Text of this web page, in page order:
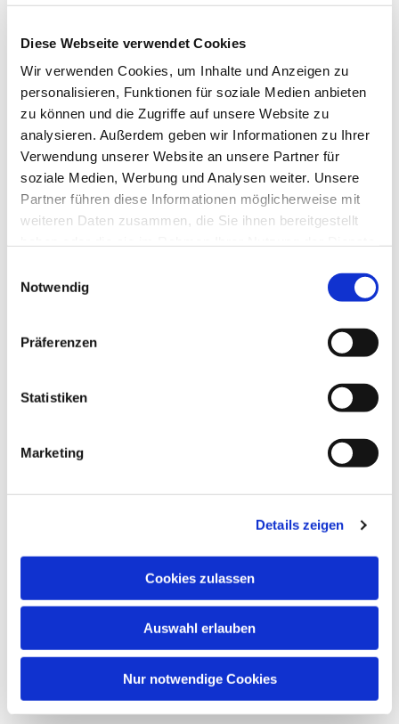
Diese Webseite verwendet Cookies
Wir verwenden Cookies, um Inhalte und Anzeigen zu
personalisieren, Funktionen für soziale Medien anbieten
zu können und die Zugriffe auf unsere Website zu
analysieren. Außerdem geben wir Informationen zu Ihrer
Verwendung unserer Website an unsere Partner für
soziale Medien, Werbung und Analysen weiter. Unsere
Partner führen diese Informationen möglicherweise mit
weiteren Daten zusammen, die Sie ihnen bereitgestellt
Notwendig
Präferenzen
Statistiken
Marketing
Details zeigen
Cookies zulassen
Auswahl erlauben
Nur notwendige Cookies